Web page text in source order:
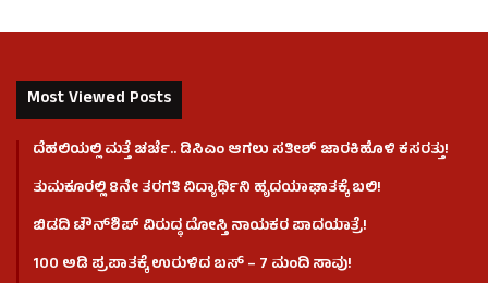
Most Viewed Posts
ದೆಹಲಿಯಲ್ಲಿ ಮತ್ತೆ ಚರ್ಚೆ.. ಡಿಸಿಎಂ ಆಗಲು ಸತೀಶ್ ಜಾರಕಿಹೊಳಿ ಕಸರತ್ತು!
ತುಮಕೂರಲ್ಲಿ 8ನೇ ತರಗತಿ ವಿದ್ಯಾರ್ಥಿನಿ ಹೃದಯಾಘಾತಕ್ಕೆ ಬಲಿ!
ಬಿಡದಿ ಟೌನ್‌ಶಿಪ್‌ ವಿರುದ್ಧ ದೋಸ್ತಿ ನಾಯಕರ ಪಾದಯಾತ್ರೆ!
100 ಅಡಿ ಪ್ರಪಾತಕ್ಕೆ ಉರುಳಿದ ಬಸ್‌ – 7 ಮಂದಿ ಸಾವು!